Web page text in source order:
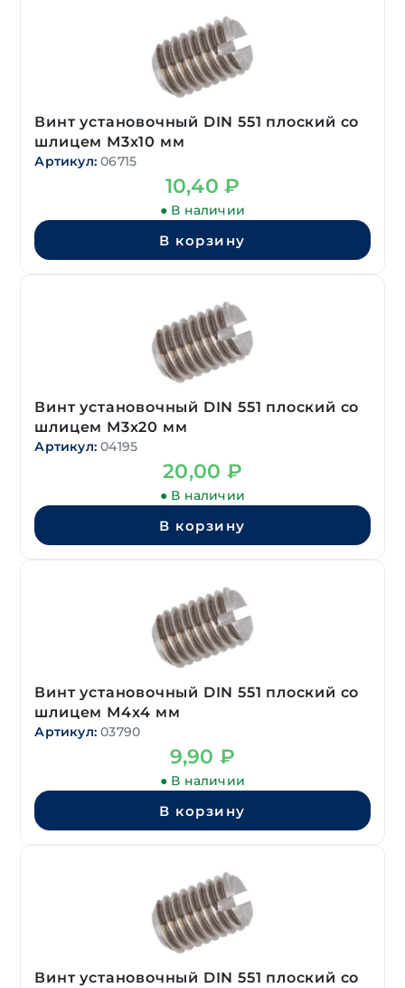
Винт установочный DIN 551 плоский со
шлицем М3х10 мм
Артикул: 06715
10,40 ₽
● В наличии
В корзину
Винт установочный DIN 551 плоский со
шлицем М3х20 мм
Артикул: 04195
20,00 ₽
● В наличии
В корзину
Винт установочный DIN 551 плоский со
шлицем М4х4 мм
Артикул: 03790
9,90 ₽
● В наличии
В корзину
Винт установочный DIN 551 плоский со